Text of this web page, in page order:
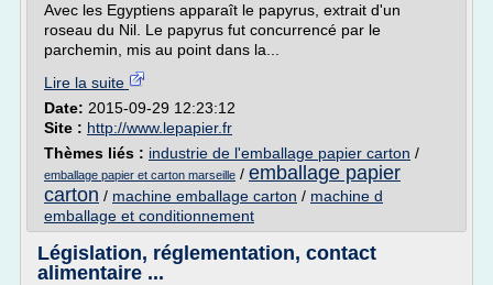
Avec les Egyptiens apparaît le papyrus, extrait d'un
roseau du Nil. Le papyrus fut concurrencé par le
parchemin, mis au point dans la...
Lire la suite
Date: 2015-09-29 12:23:12
Site : http://www.lepapier.fr
Thèmes liés : industrie de l'emballage papier carton /
emballage papier et carton marseille / emballage papier
carton / machine emballage carton / machine d
emballage et conditionnement
Législation, réglementation, contact
alimentaire ...